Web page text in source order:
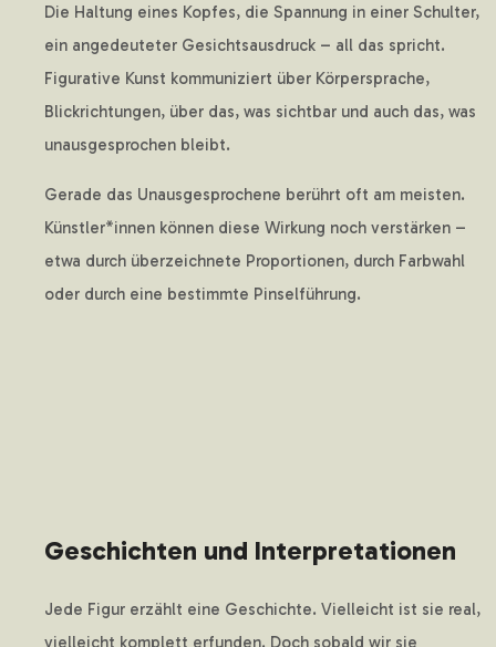
Die Haltung eines Kopfes, die Spannung in einer Schulter,
ein angedeuteter Gesichtsausdruck – all das spricht.
Figurative Kunst kommuniziert über Körpersprache,
Blickrichtungen, über das, was sichtbar und auch das, was
unausgesprochen bleibt.
Gerade das Unausgesprochene berührt oft am meisten.
Künstler*innen können diese Wirkung noch verstärken –
etwa durch überzeichnete Proportionen, durch Farbwahl
oder durch eine bestimmte Pinselführung.
Geschichten und Interpretationen
Jede Figur erzählt eine Geschichte. Vielleicht ist sie real,
vielleicht komplett erfunden. Doch sobald wir sie